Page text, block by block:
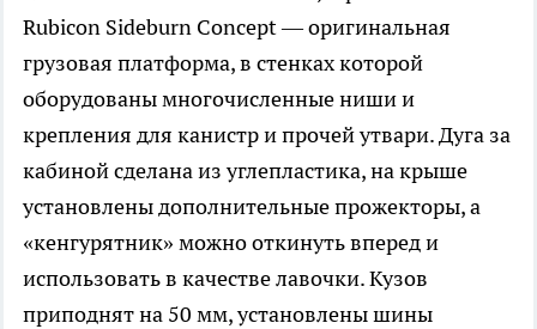
Rubicon Sideburn Concept — оригинальная
грузовая платформа, в стенках которой
оборудованы многочисленные ниши и
крепления для канистр и прочей утвари. Дуга за
кабиной сделана из углепластика, на крыше
установлены дополнительные прожекторы, а
«кенгурятник» можно откинуть вперед и
использовать в качестве лавочки. Кузов
приподнят на 50 мм, установлены шины